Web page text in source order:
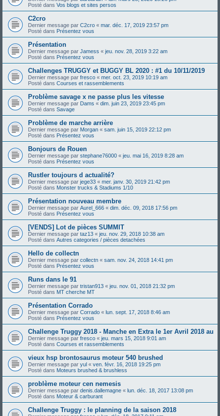
Posté dans Vos blogs et sites persos
C2cro
Dernier message par C2cro « mar. déc. 17, 2019 23:57 pm
Posté dans Présentez vous
Présentation
Dernier message par Jamess « jeu. nov. 28, 2019 3:22 am
Posté dans Présentez vous
Challenges TRUGGY et BUGGY BL 2020 : #1 du 10/11/2019
Dernier message par fresco « mer. oct. 23, 2019 10:19 am
Posté dans Courses et rassemblements
Problème savage x ne passe plus les vitesse
Dernier message par Dams « dim. juin 23, 2019 23:45 pm
Posté dans Savage
Problème de marche arrière
Dernier message par Morgan « sam. juin 15, 2019 22:12 pm
Posté dans Présentez vous
Bonjours de Rouen
Dernier message par stephane76000 « jeu. mai 16, 2019 8:28 am
Posté dans Présentez vous
Rustler toujours d actualité?
Dernier message par jege33 « mer. janv. 30, 2019 21:42 pm
Posté dans Monster trucks & Stadiums 1/10
Présentation nouveau membre
Dernier message par Aurel_666 « dim. déc. 09, 2018 17:56 pm
Posté dans Présentez vous
[VENDS] Lot de pièces SUMMIT
Dernier message par taz13 « jeu. nov. 29, 2018 10:38 am
Posté dans Autres categories / pièces detachées
Hello de collectn
Dernier message par collectn « sam. nov. 24, 2018 14:41 pm
Posté dans Présentez vous
Runs dans le 91
Dernier message par tristan913 « jeu. nov. 01, 2018 21:32 pm
Posté dans MT cherche MT
Présentation Corrado
Dernier message par Corrado « lun. sept. 17, 2018 8:46 am
Posté dans Présentez vous
Challenge Truggy 2018 - Manche en Extra le 1er Avril 2018 au
Dernier message par fresco « jeu. mars 15, 2018 9:01 am
Posté dans Courses et rassemblements
vieux hsp brontosaurus moteur 540 brushed
Dernier message par yul « ven. févr. 16, 2018 19:25 pm
Posté dans Moteurs brushed & brushless
problème moteur cen nemesis
Dernier message par denis.dallemagne « lun. déc. 18, 2017 13:08 pm
Posté dans Moteur & carburant
Challenge Truggy : le planning de la saison 2018